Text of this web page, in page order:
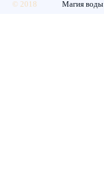
© 2018 Магия воды